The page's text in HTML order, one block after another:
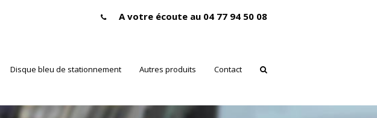
A votre écoute au 04 77 94 50 08
Disque bleu de stationnement Autres produits Contact